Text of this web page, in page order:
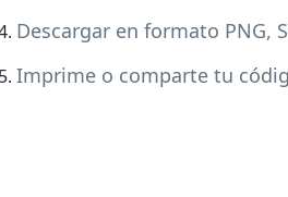
Descargar en formato PNG,
Imprime o comparte tu